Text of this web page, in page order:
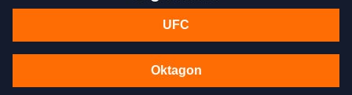
UFC
Oktagon